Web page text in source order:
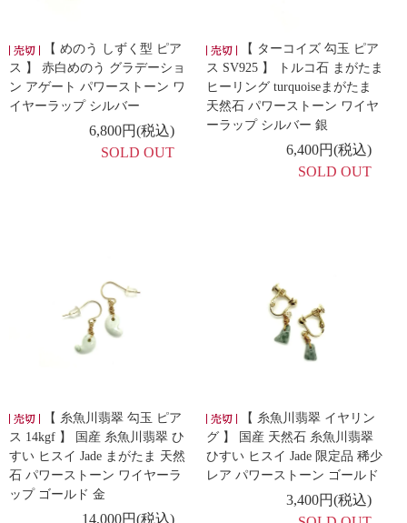
【 めのう しずく型 ピア
ス 】 赤白めのう グラデーショ
ン アゲート パワーストーン ワ
イヤーラップ シルバー
6,800円(税込)
SOLD OUT
【 ターコイズ 勾玉 ピア
ス SV925 】 トルコ石 まがたま
ヒーリング turquoiseまがたま
天然石 パワーストーン ワイヤ
ーラップ シルバー 銀
6,400円(税込)
SOLD OUT
【 糸魚川翡翠 勾玉 ピア
ス 14kgf 】 国産 糸魚川翡翠 ひ
すい ヒスイ Jade まがたま 天然
石 パワーストーン ワイヤーラ
ップ ゴールド 金
14,000円(税込)
【 糸魚川翡翠 イヤリン
グ 】 国産 天然石 糸魚川翡翠
ひすい ヒスイ Jade 限定品 稀少
レア パワーストーン ゴールド
3,400円(税込)